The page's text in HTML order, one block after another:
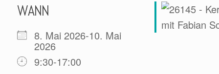
WANN
8. Mai 2026-10. Mai
2026
9:30-17:00